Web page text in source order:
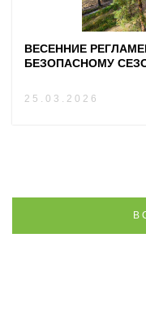
ВЕСЕННИЕ
БЕЗОПАСНОМУ
25.03.2026